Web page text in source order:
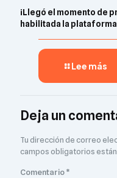
¡Llegó el momento de
habilitada la
Lee más
Deja un
Tu dirección de correo
campos obligatorios
Comentario*